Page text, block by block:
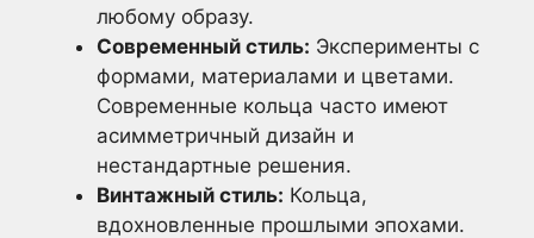
любому образу.
Современный стиль: Эксперименты с
формами, материалами и цветами.
Современные кольца часто имеют
асимметричный дизайн и
нестандартные решения.
Винтажный стиль: Кольца,
вдохновленные прошлыми эпохами.